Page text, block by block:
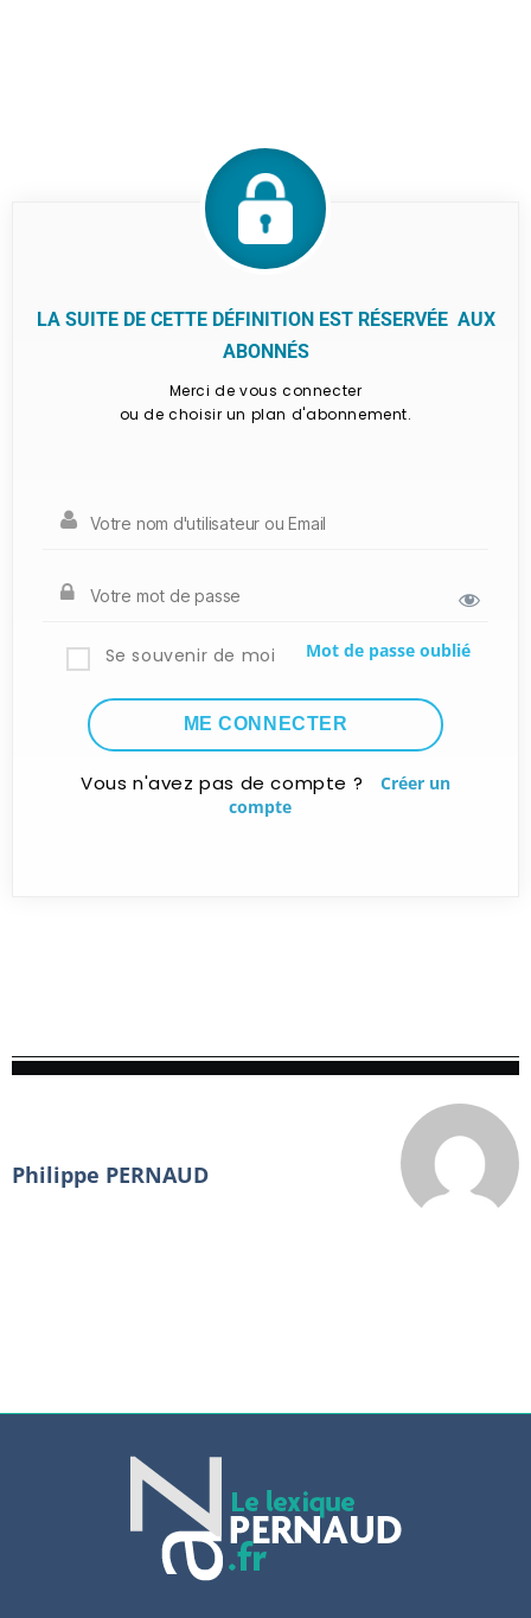
LA SUITE DE CETTE DÉFINITION EST RÉSERVÉE AUX
ABONNÉS
Merci de vous connecter
ou de choisir un plan d'abonnement.
Se souvenir de moi Mot de passe oublié
Vous n'avez pas de compte ?
Créer un
compte
Philippe PERNAUD